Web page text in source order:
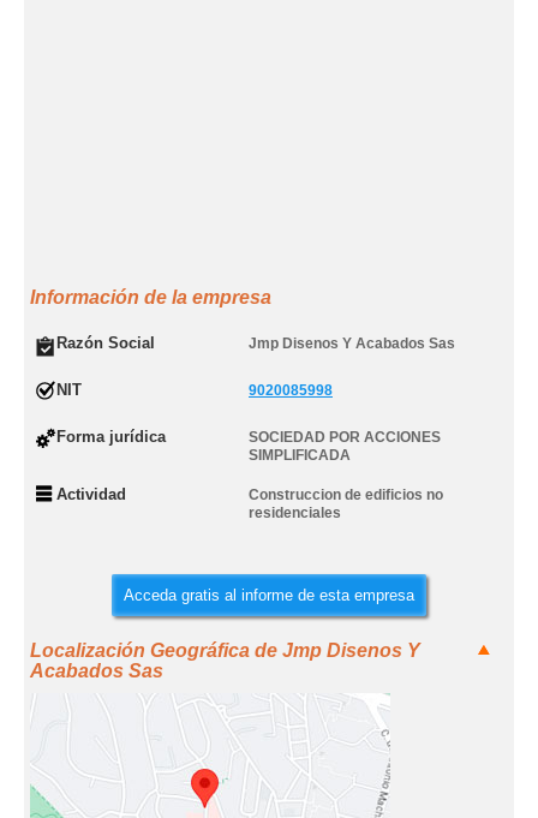
Información de la empresa
Razón Social Jmp Disenos Y Acabados Sas
NIT 9020085998
Forma jurídica
SOCIEDAD POR ACCIONES
SIMPLIFICADA
Actividad
Construccion de edificios no
residenciales
Acceda gratis al informe de esta empresa
Localización Geográfica de Jmp Disenos Y
Acabados Sas